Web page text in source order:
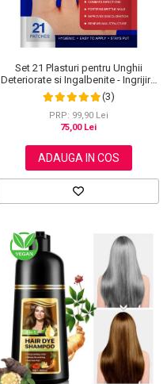
Set 21 Plasturi pentru Unghii
Deteriorate si Ingalbenite - Ingrijire
Nocturna si Protectie
(3)
PRP: 99,90 Lei
75,00 Lei
ADAUGA IN COS